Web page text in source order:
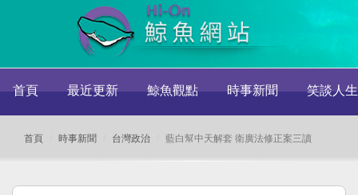
首頁 最近更新 鯨魚觀點 時事新聞 笑談人生
首頁 時事新聞 台灣政治 藍白幫中天解套 衛廣法修正案三讀